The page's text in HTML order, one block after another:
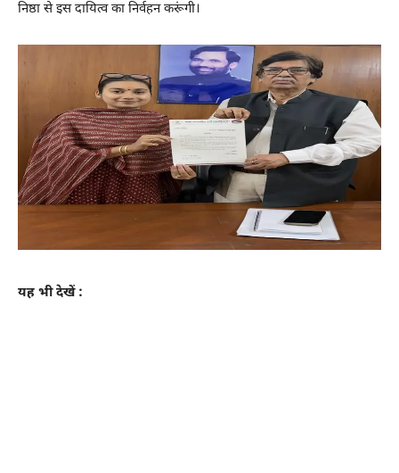
निष्ठा से इस दायित्व का निर्वहन करूंगी।
यह भी देखें :